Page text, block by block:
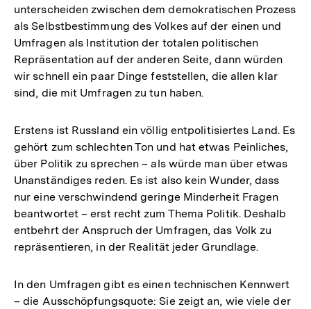
unterscheiden zwischen dem demokratischen Prozess
als Selbstbestimmung des Volkes auf der einen und
Umfragen als Institution der totalen politischen
Repräsentation auf der anderen Seite, dann würden
wir schnell ein paar Dinge feststellen, die allen klar
sind, die mit Umfragen zu tun haben.
Erstens ist Russland ein völlig entpolitisiertes Land. Es
gehört zum schlechten Ton und hat etwas Peinliches,
über Politik zu sprechen – als würde man über etwas
Unanständiges reden. Es ist also kein Wunder, dass
nur eine verschwindend geringe Minderheit Fragen
beantwortet – erst recht zum Thema Politik. Deshalb
entbehrt der Anspruch der Umfragen, das Volk zu
repräsentieren, in der Realität jeder Grundlage.
In den Umfragen gibt es einen technischen Kennwert
– die Ausschöpfungsquote: Sie zeigt an, wie viele der